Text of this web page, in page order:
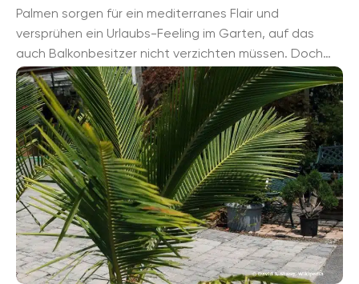
Palmen sorgen für ein mediterranes Flair und
versprühen ein Urlaubs-Feeling im Garten, auf das
auch Balkonbesitzer nicht verzichten müssen. Doch
überleben die meist das warme Klima gewohnten ...